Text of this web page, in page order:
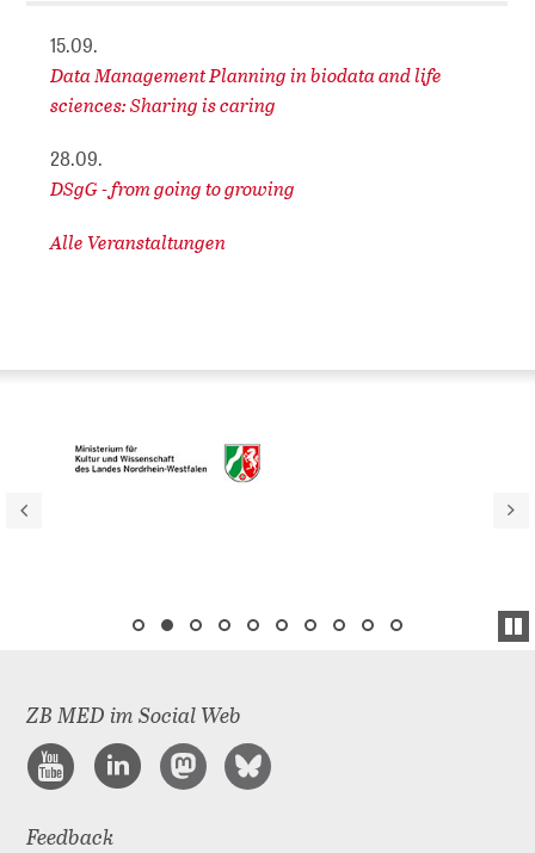
15.09.
Data Management Planning in biodata and life
sciences: Sharing is caring
28.09.
DSgG - from going to growing
Alle Veranstaltungen
ZB MED im Social Web
Feedback